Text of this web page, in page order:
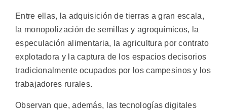
Entre ellas, la adquisición de tierras a gran escala,
la monopolización de semillas y agroquímicos, la
especulación alimentaria, la agricultura por contrato
explotadora y la captura de los espacios decisorios
tradicionalmente ocupados por los campesinos y los
trabajadores rurales.
Observan que, además, las tecnologías digitales